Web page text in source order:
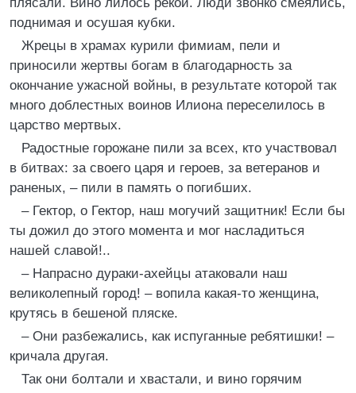
поднимая и осушая кубки.
Жрецы в храмах курили фимиам, пели и
приносили жертвы богам в благодарность за
окончание ужасной войны, в результате которой так
много доблестных воинов Илиона переселилось в
царство мертвых.
Радостные горожане пили за всех, кто участвовал
в битвах: за своего царя и героев, за ветеранов и
раненых, – пили в память о погибших.
– Гектор, о Гектор, наш могучий защитник! Если бы
ты дожил до этого момента и мог насладиться
нашей славой!..
– Напрасно дураки-ахейцы атаковали наш
великолепный город! – вопила какая-то женщина,
крутясь в бешеной пляске.
– Они разбежались, как испуганные ребятишки! –
кричала другая.
Так они болтали и хвастали, и вино горячим